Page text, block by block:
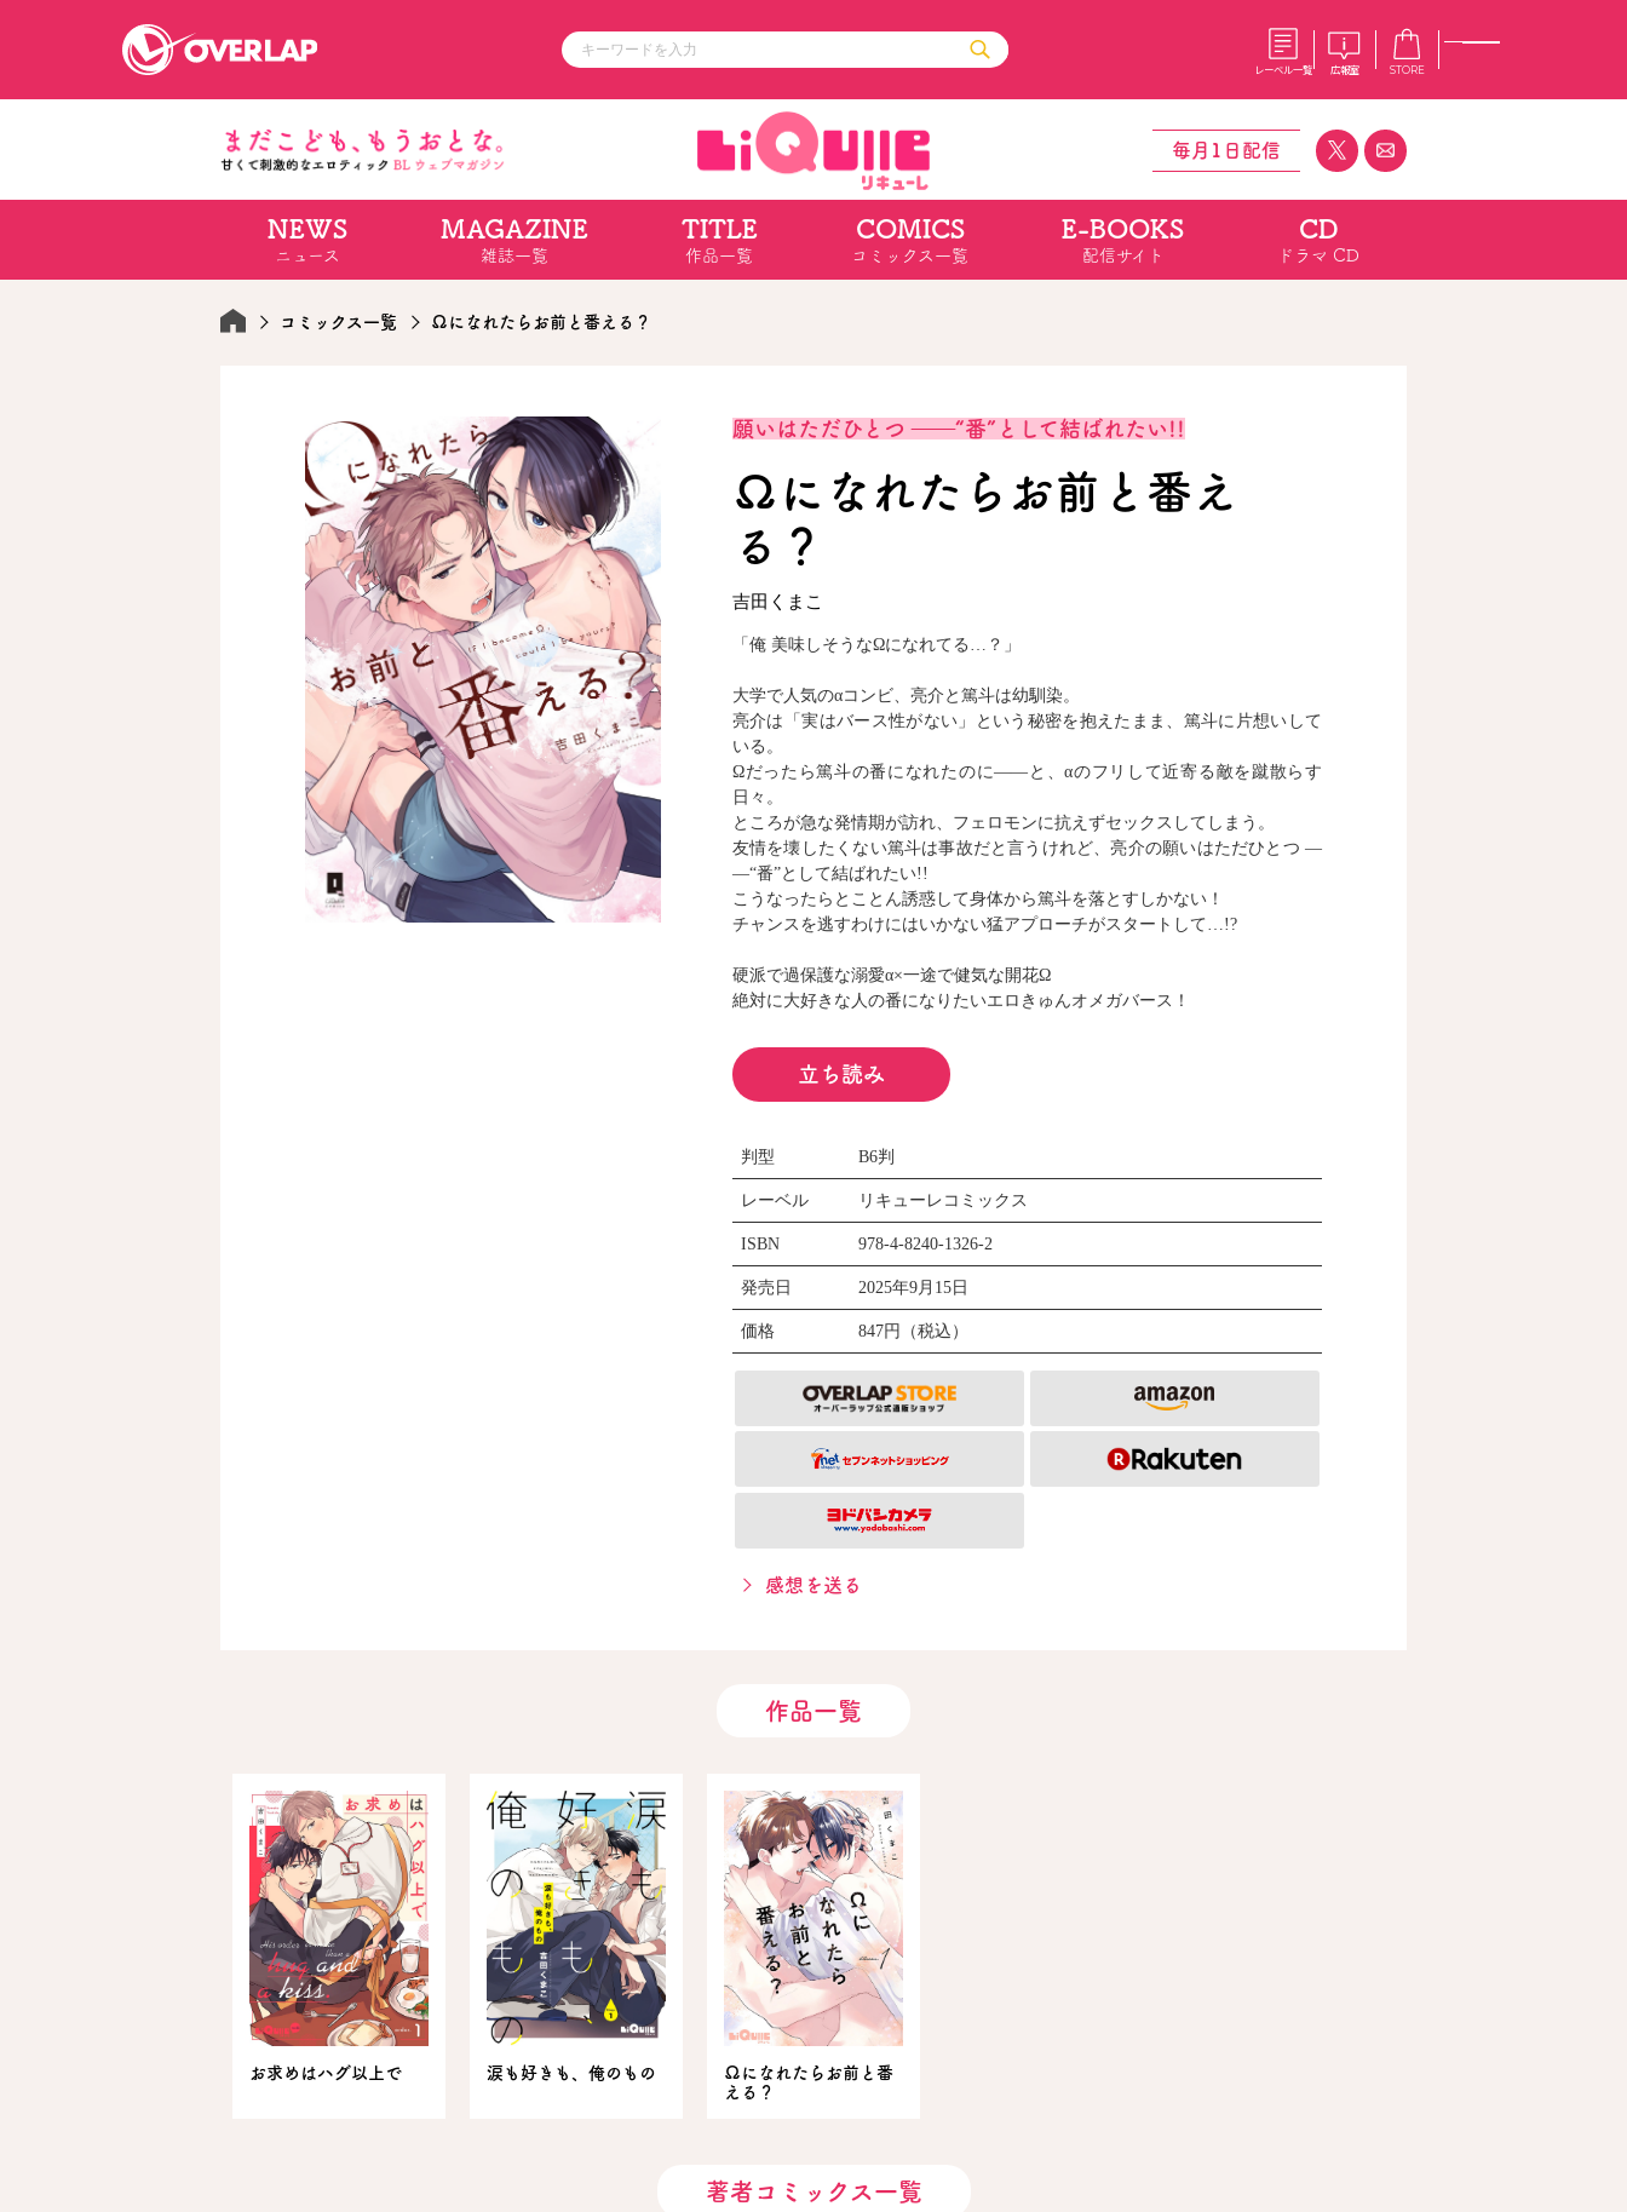
レーベル一覧 広報室 STORE
コミッククリエ
ラブパルフェ
ライトノベル
ノベルス
ロサージュノベルス
その他
コミックエッセイ
ポケットモンスター
ゲーム
通販・NEWS
OVERLAP STORE
オーバーラップ広報室
採用情報
コミッククリエ コミックパルフェ コミックエッセイ
閉じる
毎月1日配信
NEWS
ニュース
MAGAZINE
雑誌一覧
TITLE
作品一覧
COMICS
コミックス一覧
E-BOOKS
配信サイト
CD
ドラマ CD
コミックス一覧 Ωになれたらお前と番える？
願いはただひとつ ――“番”として結ばれたい!!
Ωになれたらお前と番え
る？
吉田くまこ
「俺 美味しそうなΩになれてる…？」
大学で人気のαコンビ、亮介と篤斗は幼馴染。
亮介は「実はバース性がない」という秘密を抱えたまま、篤斗に片想いして
いる。
Ωだったら篤斗の番になれたのに――と、αのフリして近寄る敵を蹴散らす
日々。
ところが急な発情期が訪れ、フェロモンに抗えずセックスしてしまう。
友情を壊したくない篤斗は事故だと言うけれど、亮介の願いはただひとつ ―
―“番”として結ばれたい!!
こうなったらとことん誘惑して身体から篤斗を落とすしかない！
チャンスを逃すわけにはいかない猛アプローチがスタートして…!?
硬派で過保護な溺愛α×一途で健気な開花Ω
絶対に大好きな人の番になりたいエロきゅんオメガバース！
立ち読み
判型 B6判
レーベル リキューレコミックス
ISBN 978-4-8240-1326-2
発売日 2025年9月15日
価格 847円（税込）
感想を送る
作品一覧
お求めはハグ以上で 涙も好きも、俺のもの
Ωになれたらお前と番
える？
著者コミックス一覧